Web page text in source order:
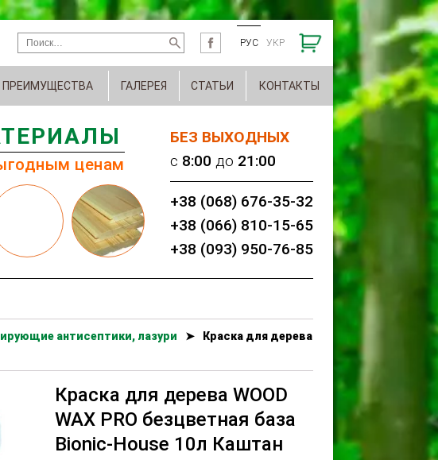
РУС УКР
ПРЕИМУЩЕСТВА ГАЛЕРЕЯ СТАТЬИ КОНТАКТЫ
БЕЗ ВЫХОДНЫХ
c 8:00 до 21:00
+38 (068) 676-35-32
+38 (066) 810-15-65
+38 (093) 950-76-85
ценам
антисептики, лазури ➤
Краска для дерева
Краска для дерева WOOD
WAX PRO безцветная база
Bionic-House 10л Каштан